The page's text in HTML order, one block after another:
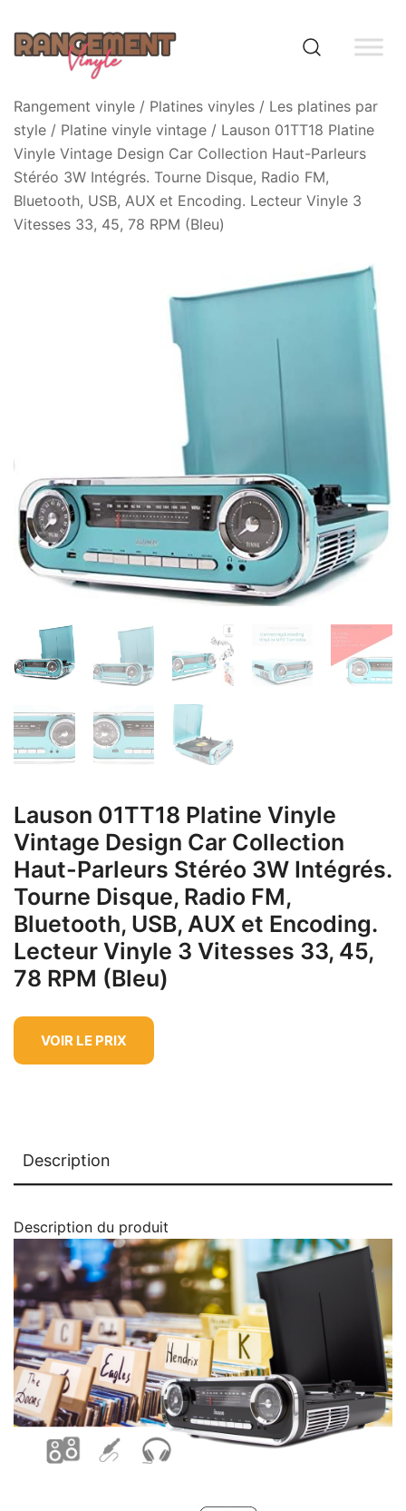
content
Rangement vinyle
Rangement vinyle / Platines vinyles / Les platines par
style / Platine vinyle vintage / Lauson 01TT18 Platine
Vinyle Vintage Design Car Collection Haut-Parleurs
Stéréo 3W Intégrés. Tourne Disque, Radio FM,
Bluetooth, USB, AUX et Encoding. Lecteur Vinyle 3
Vitesses 33, 45, 78 RPM (Bleu)
Lauson 01TT18 Platine Vinyle
Vintage Design Car Collection
Haut-Parleurs Stéréo 3W Intégrés.
Tourne Disque, Radio FM,
Bluetooth, USB, AUX et Encoding.
Lecteur Vinyle 3 Vitesses 33, 45,
78 RPM (Bleu)
VOIR LE PRIX
Description
Description du produit